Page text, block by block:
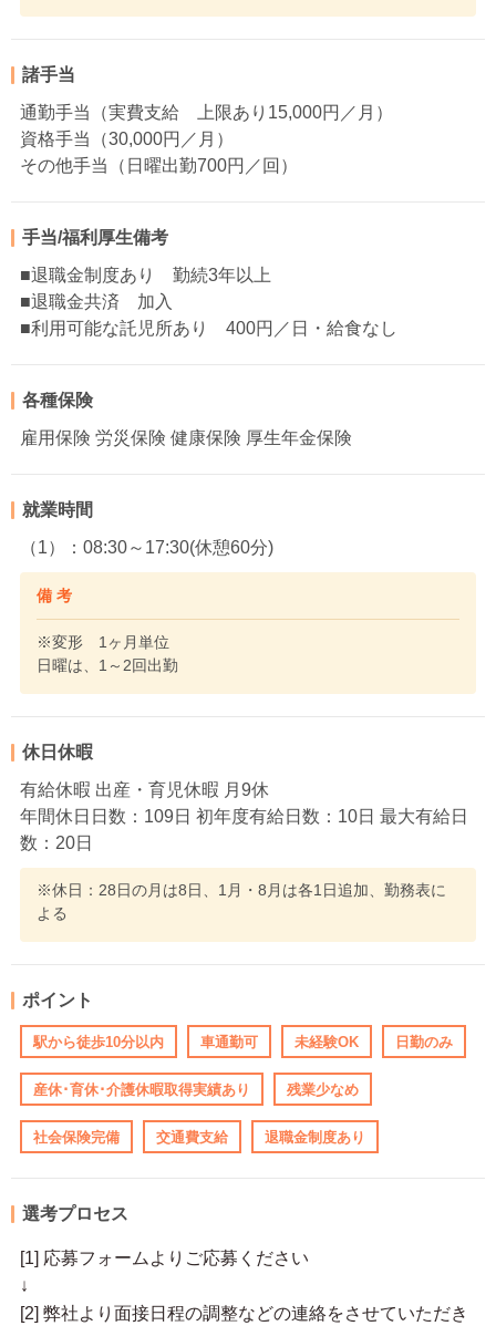
諸手当
通勤手当（実費支給 上限あり15,000円／月）
資格手当（30,000円／月）
その他手当（日曜出勤700円／回）
手当/福利厚生備考
■退職金制度あり 勤続3年以上
■退職金共済 加入
■利用可能な託児所あり 400円／日・給食なし
各種保険
雇用保険 労災保険 健康保険 厚生年金保険
就業時間
（1）：08:30～17:30(休憩60分)
備 考
※変形 1ヶ月単位
日曜は、1～2回出勤
休日休暇
有給休暇 出産・育児休暇 月9休
年間休日日数：109日 初年度有給日数：10日 最大有給日
数：20日
※休日：28日の月は8日、1月・8月は各1日追加、勤務表に
よる
ポイント
駅から徒歩10分以内 車通勤可 未経験OK 日勤のみ
産休･育休･介護休暇取得実績あり 残業少なめ
社会保険完備 交通費支給 退職金制度あり
選考プロセス
[1] 応募フォームよりご応募ください
↓
[2] 弊社より面接日程の調整などの連絡をさせていただき